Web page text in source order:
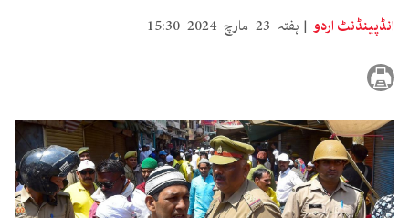
انڈپینڈنٹ اردو
ہفتہ 23 مارچ 2024 15:30